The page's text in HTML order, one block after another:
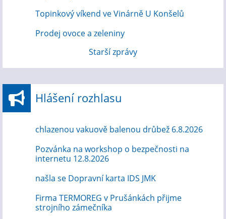
Topinkový víkend ve Vinárně U Konšelů
Prodej ovoce a zeleniny
Starší zprávy
Hlášení rozhlasu
chlazenou vakuově balenou drůbež 6.8.2026
Pozvánka na workshop o bezpečnosti na
internetu 12.8.2026
našla se Dopravní karta IDS JMK
Firma TERMOREG v Prušánkách přijme
strojního zámečníka